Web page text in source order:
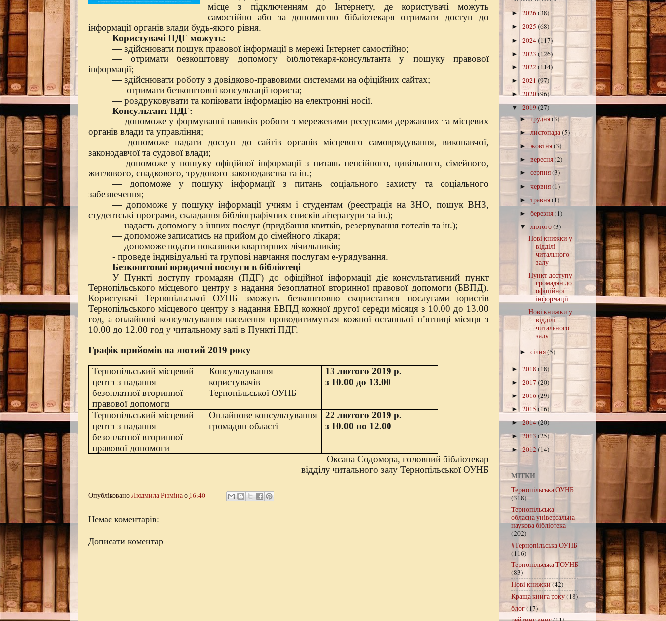
місце з підключенням до Інтернету, де користувачі можуть
самостійно або за допомогою бібліотекаря отримати доступ до
інформації органів влади будь-якого рівня.
Користувачі ПДГ можуть:
— здійснювати пошук правової інформації в мережі Інтернет самостійно;
— отримати безкоштовну допомогу бібліотекаря-консультанта у пошуку правової
інформації;
— здійснювати роботу з довідково-правовими системами на офіційних сайтах;
—отримати безкоштовні консультації юриста;
— роздруковувати та копіювати інформацію на електронні носії.
Консультант ПДГ:
— допоможе у формуванні навиків роботи з мережевими ресурсами державних та місцевих
органів влади та управління;
— допоможе надати доступ до сайтів органів місцевого самоврядування, виконавчої,
законодавчої та судової влади;
— допоможе у пошуку офіційної інформації з питань пенсійного, цивільного, сімейного,
житлового, спадкового, трудового законодавства та ін.;
— допоможе у пошуку інформації з питань соціального захисту та соціального
забезпечення;
— допоможе у пошуку інформації учням і студентам (реєстрація на ЗНО, пошук ВНЗ,
студентські програми, складання бібліографічних списків літератури та ін.);
— надасть допомогу з інших послуг (придбання квитків, резервування готелів та ін.);
— допоможе записатись на прийом до сімейного лікаря;
— допоможе подати показники квартирних лічильників;
- проведе індивідуальні та групові навчання послугам е-урядування.
Безкоштовні юридичні послуги в бібліотеці
У Пункті доступу громадян (ПДГ) до офіційної інформації діє консультативний пункт
Тернопільського місцевого центру з надання безоплатної вторинної правової допомоги (БВПД).
Користувачі Тернопільської ОУНБ зможуть безкоштовно скористатися послугами юристів
Тернопільського місцевого центру з надання БВПД кожної другої середи місяця з 10.00 до 13.00
год, а онлайнові консультування населення проводитимуться кожної останньої п’ятниці місяця з
10.00 до 12.00 год у читальному залі в Пункті ПДГ.
Графік прийомів на лютий 2019 року
Тернопільський місцевий
центр з надання
безоплатної вторинної
правової допомоги
Консультування
користувачів
Тернопільської ОУНБ
13 лютого 2019 р.
з 10.00 до 13.00
Тернопільський місцевий
центр з надання
безоплатної вторинної
правової допомоги
Онлайнове консультування
громадян області
22 лютого 2019 р.
з 10.00 по 12.00
Оксана Содомора, головний бібліотекар
відділу читального залу Тернопільської ОУНБ
ОпублікованоЛюдмила Рюмінао 16:40
Немає коментарів:
Дописати коментар
► 2026(38)
► 2025 (68)
► 2024(117)
► 2023 (126)
► 2022(114)
► 2021 (97)
►2020(96)
▼ 2019(27)
►грудня(3)
►листопада(5)
►жовтня(3)
►вересня(2)
►серпня(3)
►червня(1)
►травня(1)
►березня(1)
▼лютого(3)
Нові книжки у
відділі
читального
залу
Пункт доступу
громадян до
офіційної
інформації
Нові книжки у
відділі
читального
залу
►січня(5)
► 2018 (18)
► 2017 (20)
► 2016(29)
► 2015 (16)
►2014(20)
►2013 (25)
►2012(14)
МІТКИ
Тернопільська ОУНБ
(318)
Тернопільська
обласна універсальна
наукова бібліотека
(202)
#Тернопільська ОУНБ
(116)
Тернопільська ТОУНБ
(83)
Нові книжки (42)
Краща книга року(18)
блог(17)